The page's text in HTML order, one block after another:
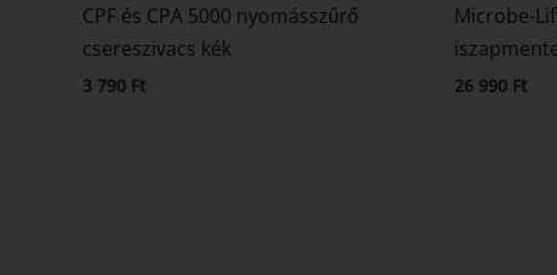
CPF és CPA 5000 nyomásszűrő
csereszivacs kék
3 790 Ft
Microbe-
26 990 Ft